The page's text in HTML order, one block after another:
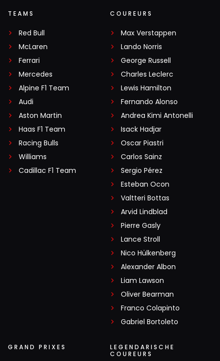
TEAMS
Red Bull
McLaren
Ferrari
Mercedes
Alpine F1 Team
Audi
Aston Martin
Haas F1 Team
Racing Bulls
Williams
Cadillac F1 Team
COUREURS
Max Verstappen
Lando Norris
George Russell
Charles Leclerc
Lewis Hamilton
Fernando Alonso
Andrea Kimi Antonelli
Isack Hadjar
Oscar Piastri
Carlos Sainz
Sergio Pérez
Esteban Ocon
Valtteri Bottas
Arvid Lindblad
Pierre Gasly
Lance Stroll
Nico Hülkenberg
Alexander Albon
Liam Lawson
Oliver Bearman
Franco Colapinto
Gabriel Bortoleto
GRAND PRIXES
LEGENDARISCHE
COUREURS